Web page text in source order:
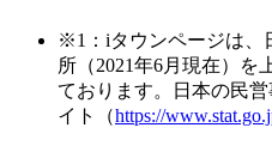
※1：iタウンページは、
所（2021年6月現在）を
ております。日本の民
イト（https://